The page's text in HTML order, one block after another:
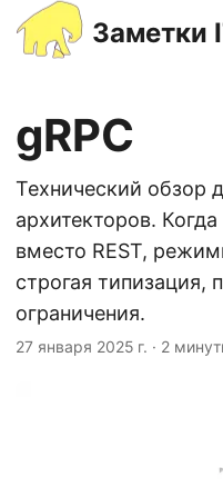
Заметки
gRPC
Технический обзор
архитекторов.
вместо REST,
строгая типизация,
ограничения.
27 января 2025 г. · 2